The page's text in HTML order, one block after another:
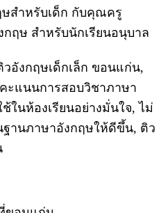
ษสำหรับเด็ก กับคุณครู
กฤษ สำหรับนักเรียนอนุบาล
อังกฤษเด็กเล็ก ขอนแก่น,
ะแนนการสอบวิชาภาษา
ในห้องเรียนอย่างมั่นใจ, ไม่
านภาษาอังกฤษให้ดีขึ้น, ติว